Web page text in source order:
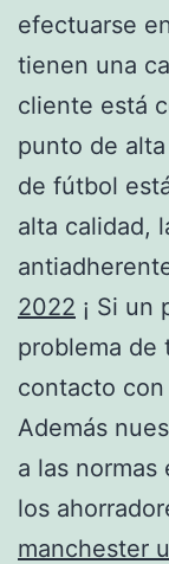
efectuarse
tienen una
cliente está
punto de
de fútbol
alta calidad,
2022 ¡ Si un
problema de
contacto
Además
a las normas
los
manchester